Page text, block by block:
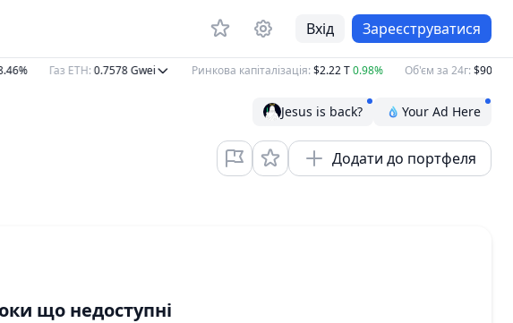
Вхід Зареєструватися
Газ ETH:0.7578Gwei Ринкова капіталізація:$2.22 T0.98% Об'єм за 24г:$90.48 B
Jesus is back? Your Ad Here
Додати до портфеля
що недоступні